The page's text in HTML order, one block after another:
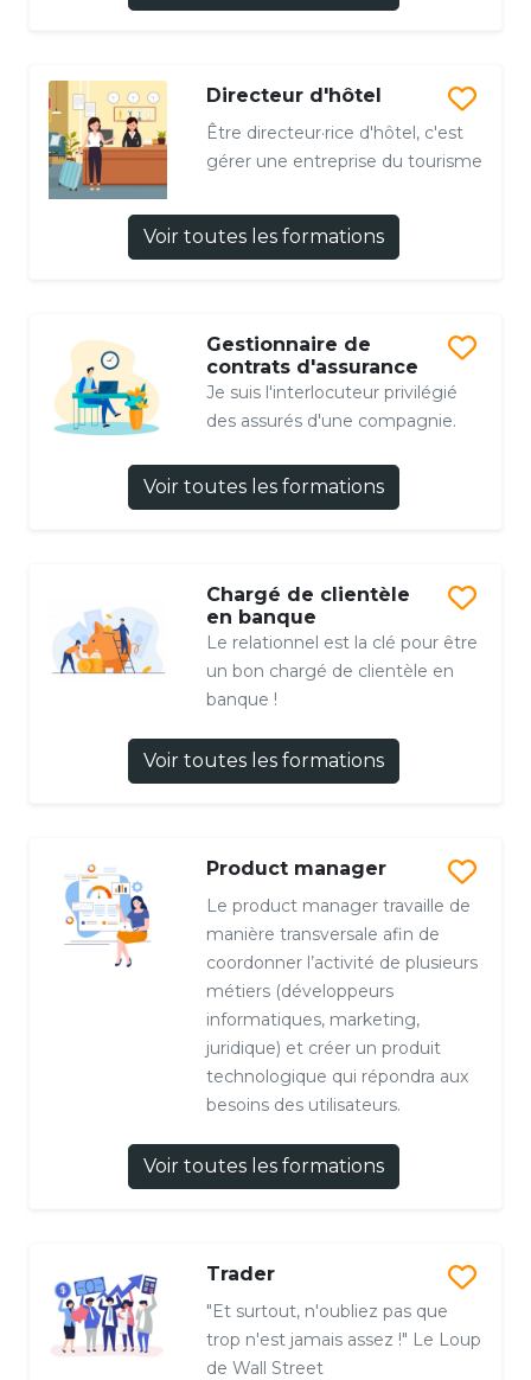
Directeur d'hôtel
Être directeur·rice d'hôtel, c'est
gérer une entreprise du tourisme
Voir toutes les formations
Gestionnaire de
contrats d'assurance
Je suis l'interlocuteur privilégié
des assurés d'une compagnie.
Voir toutes les formations
Chargé de clientèle
en banque
Le relationnel est la clé pour être
un bon chargé de clientèle en
banque !
Voir toutes les formations
Product manager
Le product manager travaille de
manière transversale afin de
coordonner l’activité de plusieurs
métiers (développeurs
informatiques, marketing,
juridique) et créer un produit
technologique qui répondra aux
besoins des utilisateurs.
Voir toutes les formations
Trader
"Et surtout, n'oubliez pas que
trop n'est jamais assez !" Le Loup
de Wall Street